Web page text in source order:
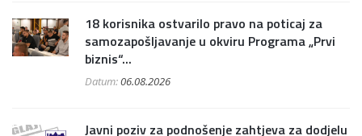
18 korisnika ostvarilo pravo na poticaj za
samozapošljavanje u okviru Programa „Prvi
biznis“...
Datum:06.08.2026
Javni poziv za podnošenje zahtjeva za dodjelu